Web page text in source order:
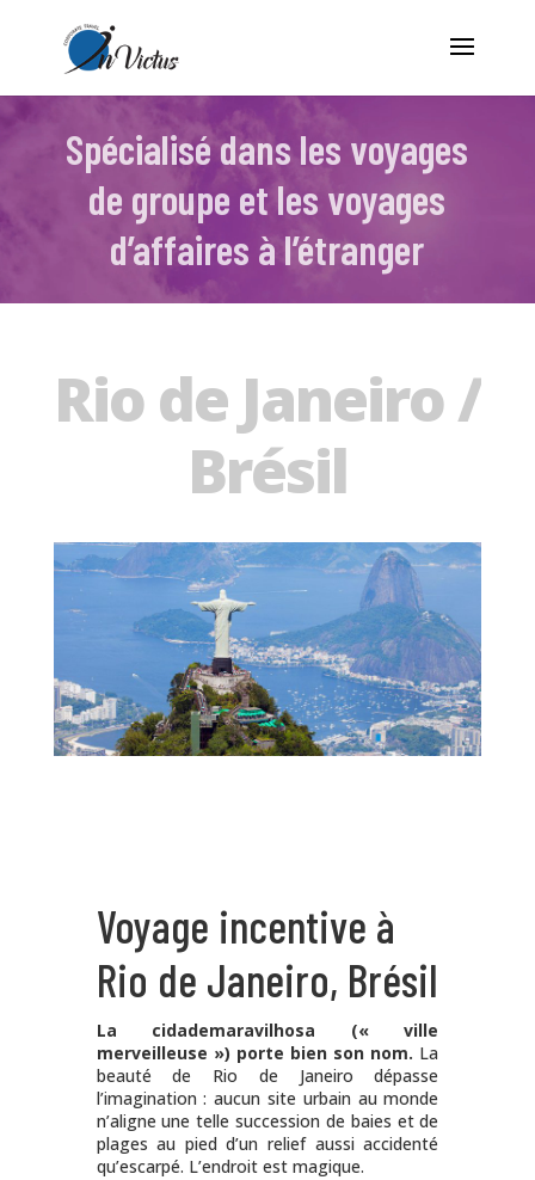
Spécialisé dans les voyages
de groupe et les voyages
d’affaires à l’étranger
Rio de Janeiro /
Brésil
Voyage incentive à
Rio de Janeiro, Brésil
La cidademaravilhosa (« ville
merveilleuse ») porte bien son nom. La
beauté de Rio de Janeiro dépasse
l’imagination : aucun site urbain au monde
n’aligne une telle succession de baies et de
plages au pied d’un relief aussi accidenté
qu’escarpé. L’endroit est magique.